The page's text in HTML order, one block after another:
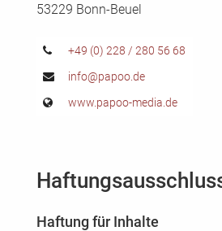
53229 Bonn-Beuel
+49 (0) 228 / 280 56 68
info@papoo.de
www.papoo-media.de
Haftung für Inhalte